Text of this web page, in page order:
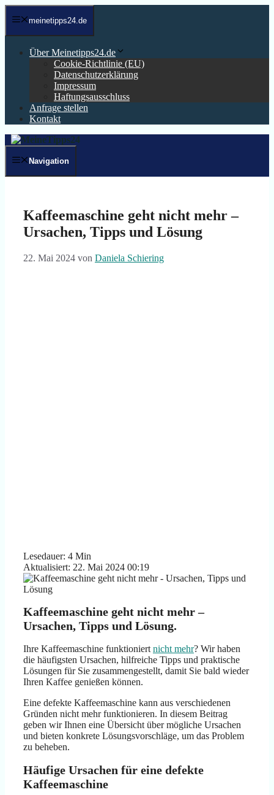
Zum
Inhalt meinetipps24.de
Über Meinetipps24.de
Cookie-Richtlinie (EU)
Datenschutzerklärung
Impressum
Haftungsausschluss
Anfrage stellen
Kontakt
Navigation
Kaffeemaschine geht nicht mehr –
Ursachen, Tipps und Lösung
22. Mai 2024 von Daniela Schiering
Lesedauer: 4 Min
Aktualisiert: 22. Mai 2024 00:19
Kaffeemaschine geht nicht mehr –
Ursachen, Tipps und Lösung.
Ihre Kaffeemaschine funktioniert nicht mehr? Wir haben
die häufigsten Ursachen, hilfreiche Tipps und praktische
Lösungen für Sie zusammengestellt, damit Sie bald wieder
Ihren Kaffee genießen können.
Eine defekte Kaffeemaschine kann aus verschiedenen
Gründen nicht mehr funktionieren. In diesem Beitrag
geben wir Ihnen eine Übersicht über mögliche Ursachen
und bieten konkrete Lösungsvorschläge, um das Problem
zu beheben.
Häufige Ursachen für eine defekte
Kaffeemaschine